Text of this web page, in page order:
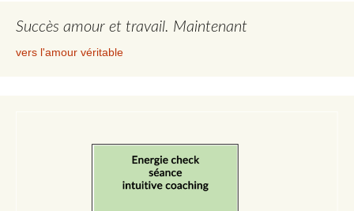
Succès amour et travail. Maintenant
vers l'amour véritable